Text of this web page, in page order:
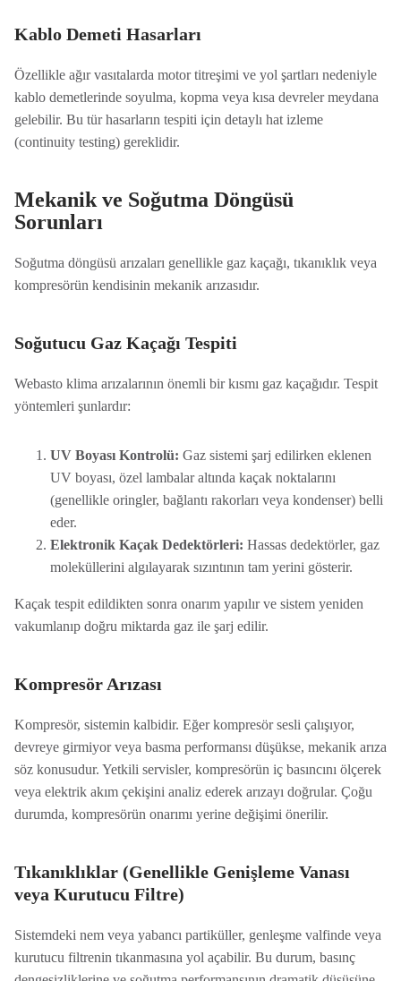
Kablo Demeti Hasarları
Özellikle ağır vasıtalarda motor titreşimi ve yol şartları nedeniyle
kablo demetlerinde soyulma, kopma veya kısa devreler meydana
gelebilir. Bu tür hasarların tespiti için detaylı hat izleme
(continuity testing) gereklidir.
Mekanik ve Soğutma Döngüsü
Sorunları
Soğutma döngüsü arızaları genellikle gaz kaçağı, tıkanıklık veya
kompresörün kendisinin mekanik arızasıdır.
Soğutucu Gaz Kaçağı Tespiti
Webasto klima arızalarının önemli bir kısmı gaz kaçağıdır. Tespit
yöntemleri şunlardır:
UV Boyası Kontrolü: Gaz sistemi şarj edilirken eklenen
UV boyası, özel lambalar altında kaçak noktalarını
(genellikle oringler, bağlantı rakorları veya kondenser) belli
eder.
Elektronik Kaçak Dedektörleri: Hassas dedektörler, gaz
moleküllerini algılayarak sızıntının tam yerini gösterir.
Kaçak tespit edildikten sonra onarım yapılır ve sistem yeniden
vakumlanıp doğru miktarda gaz ile şarj edilir.
Kompresör Arızası
Kompresör, sistemin kalbidir. Eğer kompresör sesli çalışıyor,
devreye girmiyor veya basma performansı düşükse, mekanik arıza
söz konusudur. Yetkili servisler, kompresörün iç basıncını ölçerek
veya elektrik akım çekişini analiz ederek arızayı doğrular. Çoğu
durumda, kompresörün onarımı yerine değişimi önerilir.
Tıkanıklıklar (Genellikle Genişleme Vanası
veya Kurutucu Filtre)
Sistemdeki nem veya yabancı partiküller, genleşme valfinde veya
kurutucu filtrenin tıkanmasına yol açabilir. Bu durum, basınç